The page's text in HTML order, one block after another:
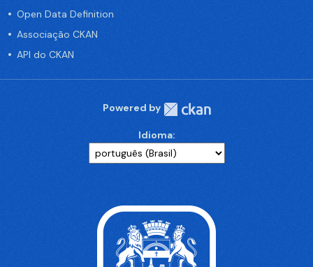
Open Data Definition
Associação CKAN
API do CKAN
Powered by
Idioma